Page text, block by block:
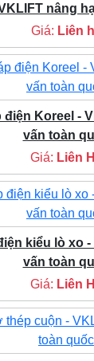
nâng
Giá: Liên
điện Koreel -
vấn toàn
Giá: Liên
kiểu lò xo
vấn toàn
Giá: Liên